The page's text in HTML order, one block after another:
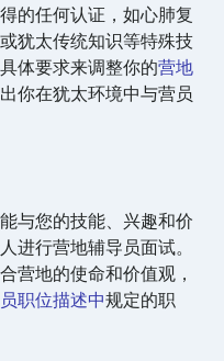
的任何认证，如心肺复
犹太传统知识等特殊技
体要求来调整你的营地
你在犹太环境中与营员
与您的技能、兴趣和价
进行营地辅导员面试。
营地的使命和价值观，
职位描述中规定的职